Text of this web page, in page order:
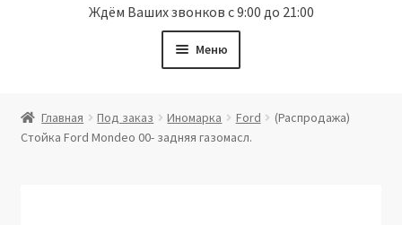
Ждём Ваших звонков с 9:00 до 21:00
Меню
Витрина
Главная Под заказ Иномарка Ford
(Распродажа)
Стойка Ford Mondeo 00- задняя газомасл.